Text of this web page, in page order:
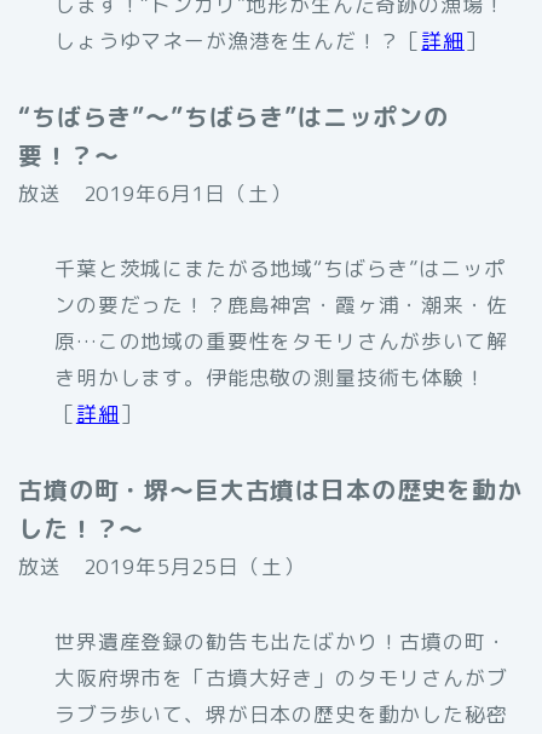
しょうゆマネーが漁港を生んだ！？［詳細］
“ちばらき”〜”ちばらき”はニッポンの
要！？〜
放送 2019年6月1日（土）
千葉と茨城にまたがる地域“ちばらき”はニッポ
ンの要だった！？鹿島神宮・霞ヶ浦・潮来・佐
原…この地域の重要性をタモリさんが歩いて解
き明かします。伊能忠敬の測量技術も体験！
［詳細］
古墳の町・堺〜巨大古墳は日本の歴史を動か
した！？〜
放送 2019年5月25日（土）
世界遺産登録の勧告も出たばかり！古墳の町・
大阪府堺市を「古墳大好き」のタモリさんがブ
ラブラ歩いて、堺が日本の歴史を動かした秘密